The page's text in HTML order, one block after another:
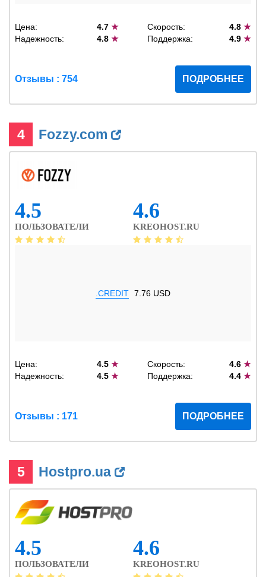
Цена: 4.7★ Скорость: 4.8 ★
Надежность:
4.8★ Поддержка: 4.9 ★
Отзывы : 754 ПОДРОБНЕЕ
4 Fozzy.com
4.5
ПОЛЬЗОВАТЕЛИ
4.6
KREOHOST.RU
.CREDIT 7.76 USD
Цена: 4.5★ Скорость: 4.6 ★
Надежность:
4.5★ Поддержка: 4.4 ★
Отзывы : 171 ПОДРОБНЕЕ
5 Hostpro.ua
4.5
ПОЛЬЗОВАТЕЛИ
4.6
KREOHOST.RU